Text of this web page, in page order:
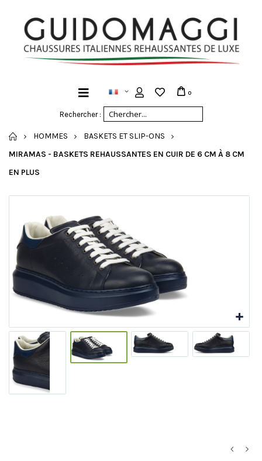
Rechercher :
0
ACCUEIL
HOMMES
BASKETS ET SLIP-ONS
MIRAMAS - BASKETS REHAUSSANTES EN CUIR DE 6 CM À 8 CM
EN PLUS